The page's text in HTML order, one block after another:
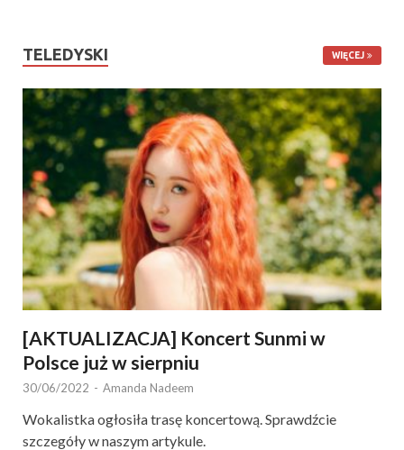
TELEDYSKI WIĘCEJ
[AKTUALIZACJA] Koncert Sunmi w
Polsce już w sierpniu
30/06/2022 - Amanda Nadeem
Wokalistka ogłosiła trasę koncertową. Sprawdźcie
szczegóły w naszym artykule.